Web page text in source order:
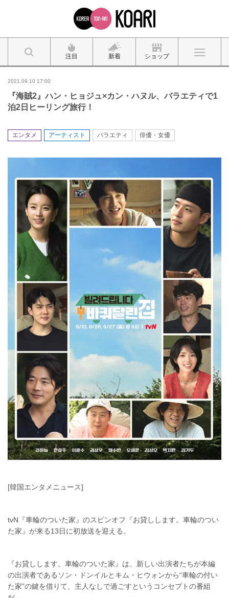
注目 新着 ショップ
2021.09.10 17:00
『海賊2』ハン・ヒョジュ×カン・ハヌル、バラエティで1
泊2日ヒーリング旅行！
エンタメ アーティスト バラエティ 俳優・女優
[韓国エンタメニュース]
tvN『車輪のついた家』のスピンオフ『お貸しします。車輪のつい
た家』が来る13日に初放送を迎える。
『お貸しします。車輪のついた家』は、新しい出演者たちが本編
の出演者であるソン・ドンイルとキム・ヒウォンから“車輪の付い
た家”の鍵を借りて、主人なしで過ごすというコンセプトの番組